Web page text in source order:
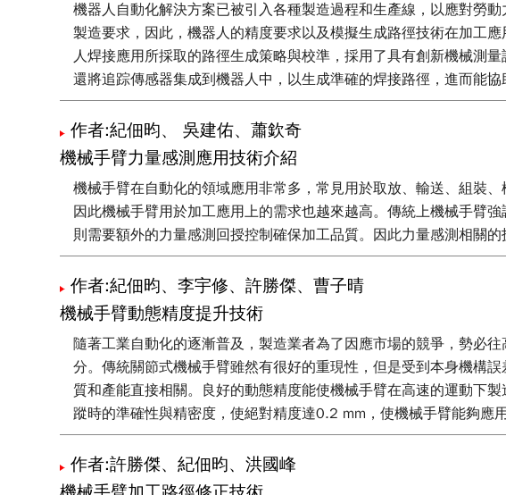
機器人自動化解決方案已被引入各種製造過程和生產線，以應對勞
製造要求，因此，機器人的精度要求以及模擬生成路徑技術在加工
人焊接應用所採取的路徑生成策略與校準，採用了具有創新機械測
還將追踪傳感器集成到機器人中，以生成準確的焊接路徑，進而能協
作者:紀佃昀、 吳建佑、蕭欽奇
機械手臂力量感測應用技術介紹
機械手臂在自動化的領域應用非常多，常見用於取放、輸送、組裝
因此機械手臂用於加工應用上的需求也越來越高。傳統上機械手臂
則需要額外的力量感測回授控制確保加工品質。因此力量感測相關
作者:紀佃昀、李宇修、許勝傑、曹子晴
機械手臂動態精度提升技術
隨著工業自動化的逐漸普及，製造業者為了因應市場的競爭，勢必
分。傳統關節式機械手臂雖然有很好的重現性，但是受到本身機構
質和產能直接相關。良好的動態精度能使機械手臂在高速的運動下
蹤時的準確性與精密度，使絕對精度達0.2 mm，使機械手臂能夠應
作者:許勝傑、紀佃昀、洪國峰